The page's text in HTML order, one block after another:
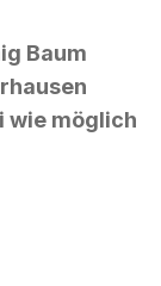
Baum
wie möglich